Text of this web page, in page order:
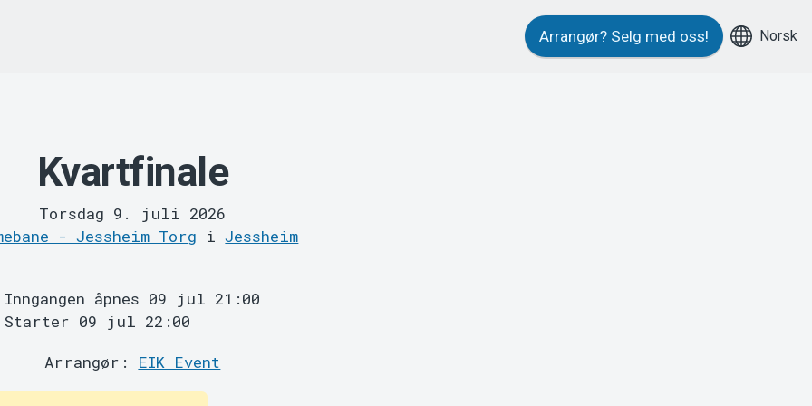
Arrangør? Selg med oss! Norsk
Kvartfinale
Torsdag 9. juli 2026
- Jessheim Torg iJessheim
Inngangen åpnes 09 jul 21:00
Starter 09 jul 22:00
Arrangør: EIK Event